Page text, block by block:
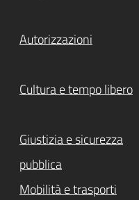
Autorizzazioni
Cultura e tempo libero
Giustizia e sicurezza
pubblica
Mobilità e trasporti